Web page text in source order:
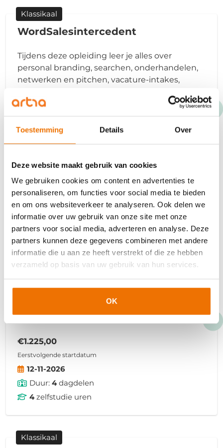
Toestemming Details Over
Deze website maakt gebruik van cookies
We gebruiken cookies om content en advertenties te
personaliseren, om functies voor social media te bieden
en om ons websiteverkeer te analyseren. Ook delen we
informatie over uw gebruik van onze site met onze
partners voor social media, adverteren en analyse. Deze
partners kunnen deze gegevens combineren met andere
informatie die u aan ze heeft verstrekt of die ze hebben
verzameld op basis van uw gebruik van hun services.
OK
Klassikaal
WordSalesintercedent
Tijdens deze opleiding leer je alles over
personal branding, searchen, onderhandelen,
netwerken en pitchen, vacature-intakes,
veel meer!
€2.495,00
Eerstvolgende startdatum
Duur:10 dagdelen
8zelfstudie uren
Klassikaal
Leiderschap en Coaching
Als manager ga je iedere dag met je team de
uitdaging aan om jouw afdeling beter, groter
en succesvoller te maken. Hoe zorg je ervoor
dat je jouw teamleden optimaal inzet en
begeleidt?
€1.225,00
Eerstvolgende startdatum
12-11-2026
Duur: 4dagdelen
4zelfstudie uren
Klassikaal